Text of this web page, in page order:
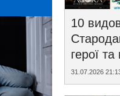
10
герої та
31.07.2026